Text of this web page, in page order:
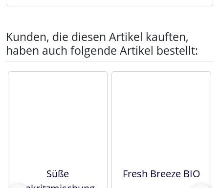
Kunden, die diesen Artikel kauften,
haben auch folgende Artikel bestellt:
Es folgt ein Produktslider - navigieren Sie mit der Tab-
Süße
Fresh Breeze BIO